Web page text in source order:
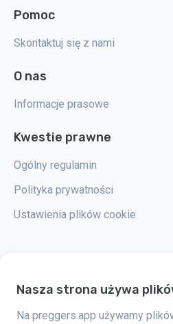
Pomoc
Skontaktuj się z nami
O nas
Informacje prasowe
Kwestie prawne
Ogólny regulamin
Polityka prywatności
Ustawienia plików cookie
Preggers to aplikacja stworzona przez
upieczonym rodzicom na całym
zespołowi i współpracy z ekspertami,
Nasza strona używa
Na preggers.app używamy